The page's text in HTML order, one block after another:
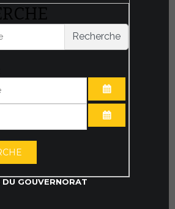
Recherche
OUVRIR LE
DU GOUVERNORAT